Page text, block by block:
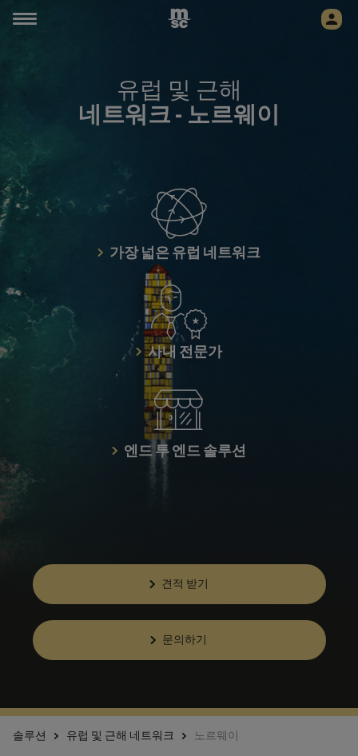
유럽 및 근해
네트워크 - 노르웨이
가장 넓은 유럽 네트워크
사내 전문가
엔드 투 엔드 솔루션
견적 받기
문의하기
솔루션 유럽 및 근해 네트워크 노르웨이